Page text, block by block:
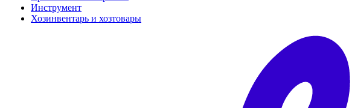
Инструмент
Хозинвентарь и хозтовары